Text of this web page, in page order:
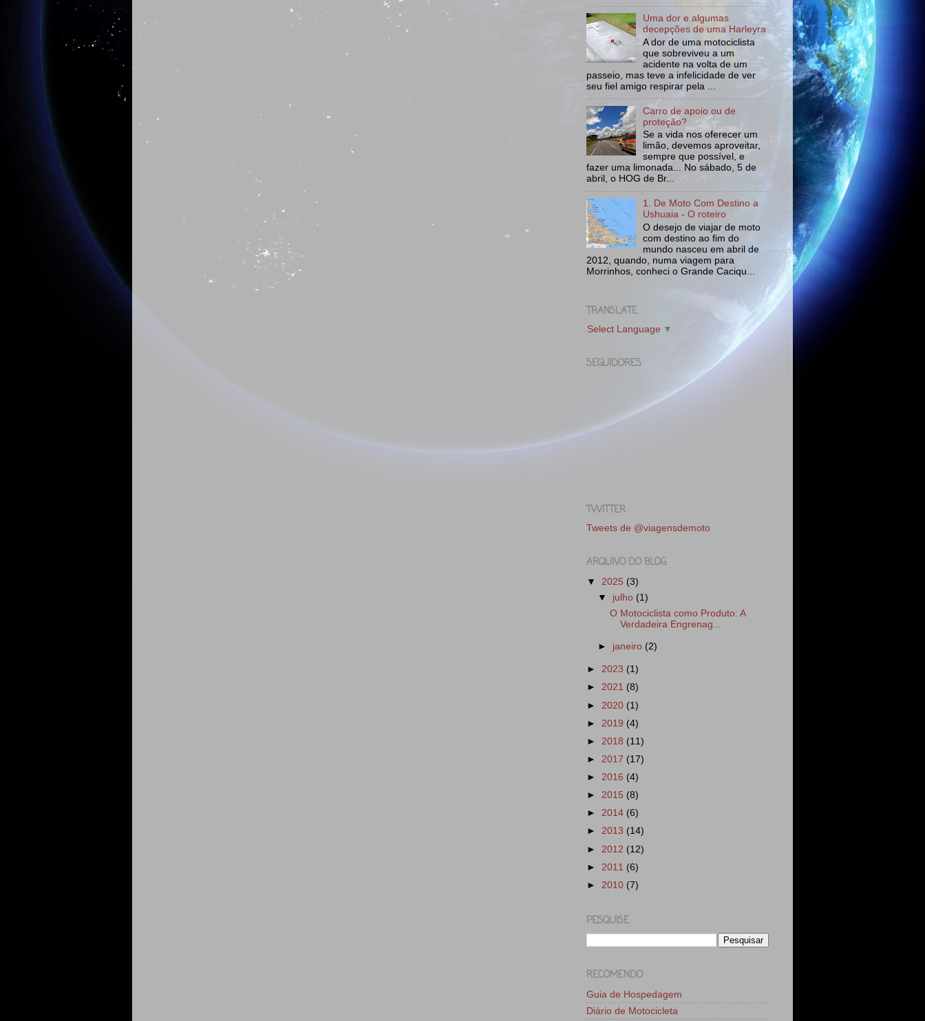
Uma dor e algumas
decepções de uma Harleyra
A dor de uma motociclista
que sobreviveu a um
acidente na volta de um
passeio, mas teve a infelicidade de ver
seu fiel amigo respirar pela ...
Carro de apoio ou de
proteção?
Se a vida nos oferecer um
limão, devemos aproveitar,
sempre que possível, e
fazer uma limonada... No sábado, 5 de
abril, o HOG de Br...
1. De Moto Com Destino a
Ushuaia - O roteiro
O desejo de viajar de moto
com destino ao fim do
mundo nasceu em abril de
2012, quando, numa viagem para
Morrinhos, conheci o Grande Caciqu...
TRANSLATE
Select Language ▼
SEGUIDORES
TWITTER
Tweets de @viagensdemoto
ARQUIVO DO BLOG
▼ 2025 (3)
▼ julho (1)
O Motociclista como Produto: A
Verdadeira Engrenag...
► janeiro (2)
► 2023 (1)
► 2021 (8)
► 2020 (1)
► 2019 (4)
► 2018 (11)
► 2017 (17)
► 2016 (4)
► 2015 (8)
► 2014 (6)
► 2013 (14)
► 2012 (12)
► 2011 (6)
► 2010 (7)
PESQUISE
RECOMENDO
Guia de Hospedagem
Diário de Motocicleta